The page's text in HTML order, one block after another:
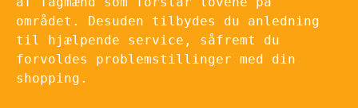
området. Desuden tilbydes du anledning
til hjælpende service, såfremt du
forvoldes problemstillinger med din
shopping.